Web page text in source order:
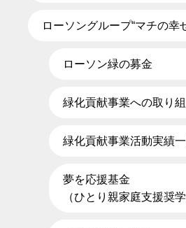
ローソングループ“マチの幸
ローソン緑の募金
緑化貢献事業への取り
緑化貢献事業活動実績
夢を応援基金
（ひとり親家庭支援奨学